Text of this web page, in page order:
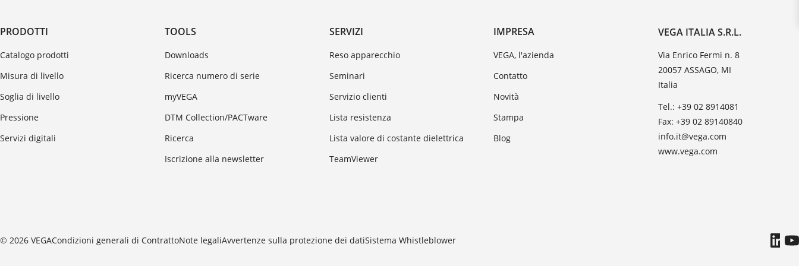
PRODOTTI
Catalogo prodotti
Misura di livello
Soglia di livello
Pressione
Servizi digitali
TOOLS
Downloads
Ricerca numero di serie
myVEGA
DTM Collection/PACTware
Ricerca
Iscrizione alla newsletter
SERVIZI
Reso apparecchio
Seminari
Servizio clienti
Lista resistenza
Lista valore di costante dielettrica
TeamViewer
IMPRESA
VEGA, l'azienda
Contatto
Novità
Stampa
Blog
VEGA ITALIA S.R.L.
Via Enrico Fermi n. 8
20057 ASSAGO, MI
Italia
Tel.: +39 02 8914081
Fax: +39 02 89140840
info.it@vega.com
www.vega.com
© 2026 VEGACondizioni generali di ContrattoNote legaliAvvertenze sulla protezione dei datiSistema Whistleblower